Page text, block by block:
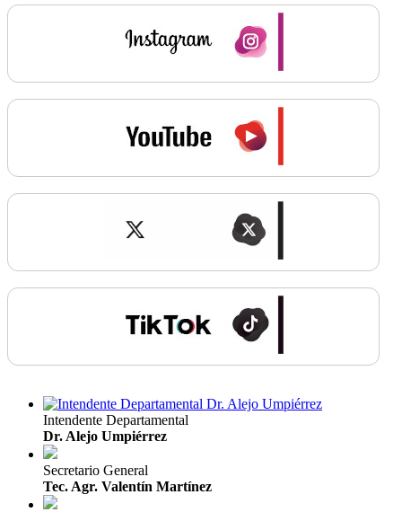
Intendente Departamental
Dr. Alejo Umpiérrez
Secretario General
Tec. Agr. Valentín Martínez